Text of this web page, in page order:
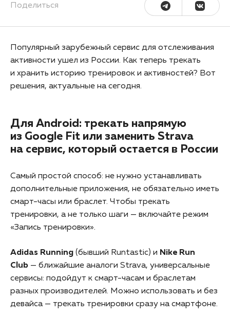
Поделиться
Популярный зарубежный сервис для отслеживания
активности ушел из России. Как теперь трекать
и хранить историю тренировок и активностей? Вот
решения, актуальные на сегодня.
Для Android: трекать напрямую
из Google Fit или заменить Strava
на сервис, который остается в России
Самый простой способ: не нужно устанавливать
дополнительные приложения, не обязательно иметь
смарт-часы или браслет. Чтобы трекать
тренировки, а не только шаги — включайте режим
«Запись тренировки».
Adidas Running (бывший Runtastic) и Nike Run
Club — ближайшие аналоги Strava, универсальные
сервисы: подойдут к смарт-часам и браслетам
разных производителей. Можно использовать и без
девайса — трекать тренировки сразу на смартфоне.